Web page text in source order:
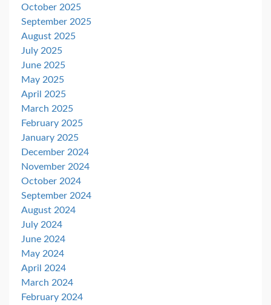
October 2025
September 2025
August 2025
July 2025
June 2025
May 2025
April 2025
March 2025
February 2025
January 2025
December 2024
November 2024
October 2024
September 2024
August 2024
July 2024
June 2024
May 2024
April 2024
March 2024
February 2024